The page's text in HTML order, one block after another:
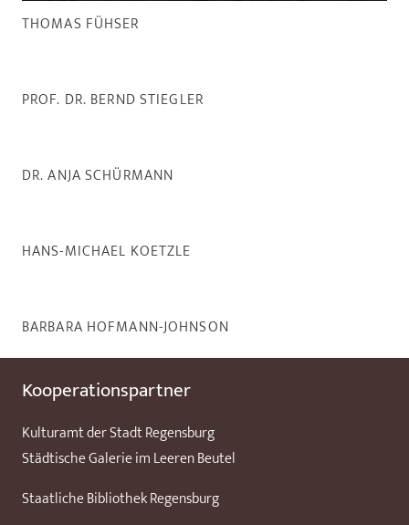
THOMAS FÜHSER
PROF. DR. BERND STIEGLER
DR. ANJA SCHÜRMANN
HANS-MICHAEL KOETZLE
BARBARA HOFMANN-JOHNSON
Kooperationspartner
Kulturamt der Stadt Regensburg
Städtische Galerie im Leeren Beutel
Staatliche Bibliothek Regensburg